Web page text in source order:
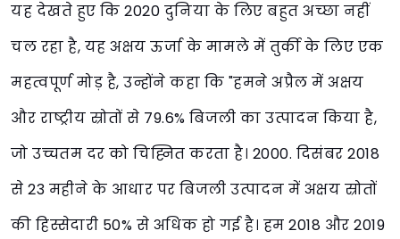
यह देखते हुए कि 2020 दुनिया के लिए बहुत अच्छा नहीं
चल रहा है, यह अक्षय ऊर्जा के मामले में तुर्की के लिए एक
महत्वपूर्ण मोड़ है, उन्होंने कहा कि "हमने अप्रैल में अक्षय
और राष्ट्रीय स्रोतों से 79.6% बिजली का उत्पादन किया है,
जो उच्चतम दर को चिह्नित करता है। 2000. दिसंबर 2018
से 23 महीने के आधार पर बिजली उत्पादन में अक्षय स्रोतों
की हिस्सेदारी 50% से अधिक हो गई है। हम 2018 और 2019